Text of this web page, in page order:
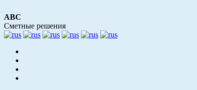
АВС
Сметные решения